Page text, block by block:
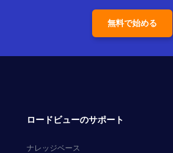
無料で始める
ロードビューのサポート
ナレッジベース